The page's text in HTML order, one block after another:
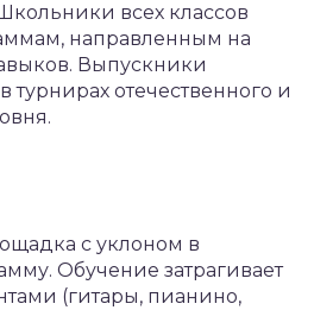
всех классов
направленным на
Выпускники
турнирах отечественного и
с уклоном в
Обучение затрагивает
(гитары, пианино,